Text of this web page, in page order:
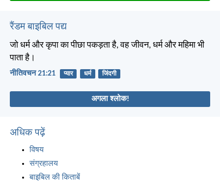
रैंडम बाइबिल पद्य
जो धर्म और कृपा का पीछा पकड़ता है, वह जीवन, धर्म और महिमा भी
पाता है।
नीतिवचन 21:21 प्यार धर्म जिंदगी
अगला श्लोक!
अधिक पढ़ें
विषय
संग्रहालय
बाइबिल की किताबें